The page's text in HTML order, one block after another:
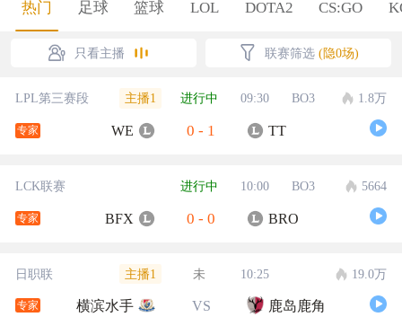
热门 足球 篮球 LOL DOTA2 CS:GO
只看主播 联赛筛选 (隐0场)
LPL第三赛段 主播1 进行中 09:30 BO3 1.8万
专家 WE 0 - 1 TT
LCK联赛 进行中 10:00 BO3 5664
专家 BFX 0 - 0 BRO
日职联 主播1 未 10:25 19.0万
专家 横滨水手 VS 鹿岛鹿角